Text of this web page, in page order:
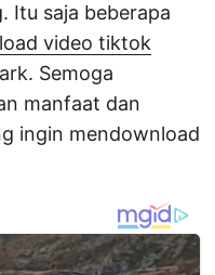
Itu saja beberapa
video tiktok
Semoga
manfaat dan
ingin mendownload